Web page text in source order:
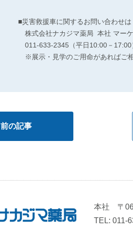
■災害救援車に関するお問い合わせは
株式会社ナカジマ薬局 本社 マー
011-633-2345（平日10:00－17:00
※展示・見学のご用命があればご相
前の記事
本社 〒
TEL: 011-